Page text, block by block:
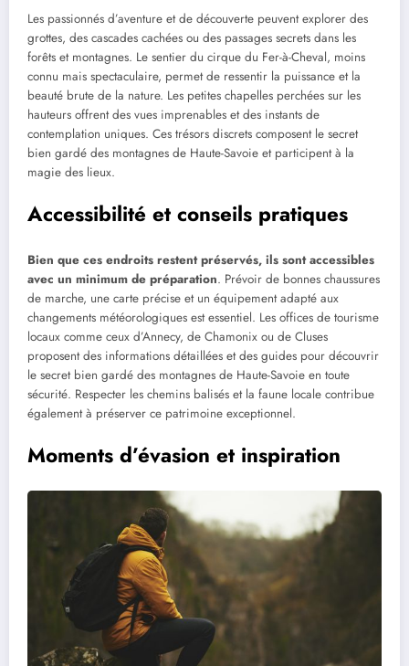
Les passionnés d’aventure et de découverte peuvent explorer des
grottes, des cascades cachées ou des passages secrets dans les
forêts et montagnes. Le sentier du cirque du Fer-à-Cheval, moins
connu mais spectaculaire, permet de ressentir la puissance et la
beauté brute de la nature. Les petites chapelles perchées sur les
hauteurs offrent des vues imprenables et des instants de
contemplation uniques. Ces trésors discrets composent le secret
bien gardé des montagnes de Haute-Savoie et participent à la
magie des lieux.
Accessibilité et conseils pratiques
Bien que ces endroits restent préservés, ils sont accessibles
avec un minimum de préparation. Prévoir de bonnes chaussures
de marche, une carte précise et un équipement adapté aux
changements météorologiques est essentiel. Les offices de tourisme
locaux comme ceux d’Annecy, de Chamonix ou de Cluses
proposent des informations détaillées et des guides pour découvrir
le secret bien gardé des montagnes de Haute-Savoie en toute
sécurité. Respecter les chemins balisés et la faune locale contribue
également à préserver ce patrimoine exceptionnel.
Moments d’évasion et inspiration